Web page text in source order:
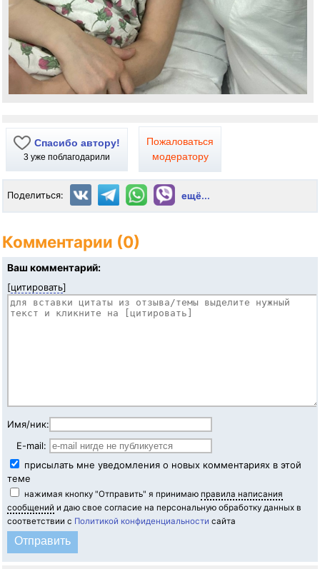
Спасибо автору!
3 уже поблагодарили
Пожаловаться
модератору
Поделиться: ещё...
Комментарии (0)
Ваш комментарий:
[цитировать]
Имя/ник:
E-mail:
присылать мне уведомления о новых комментариях в этой
теме
нажимая кнопку "Отправить" я принимаю правила написания
сообщений и даю свое согласие на персональную обработку данных в
соответствии с Политикой конфиденциальности сайта